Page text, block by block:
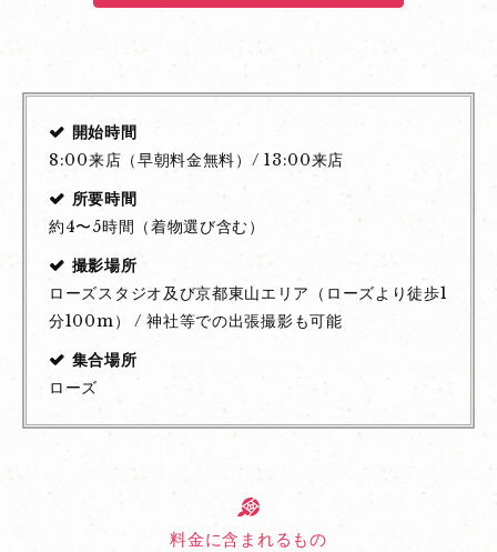
開始時間
8:00来店（早朝料金無料）/ 13:00来店
所要時間
約4〜5時間（着物選び含む）
撮影場所
ローズスタジオ及び京都東山エリア（ローズより徒歩1
分100m） / 神社等での出張撮影も可能
集合場所
ローズ
料金に含まれるもの